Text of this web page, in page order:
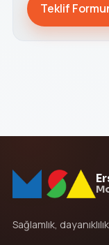
Teklif
Sağlamlık,